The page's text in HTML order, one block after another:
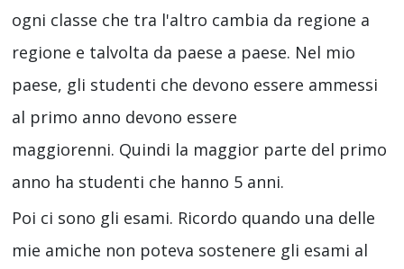
ogni classe che tra l'altro cambia da regione a
regione e talvolta da paese a paese. Nel mio
paese, gli studenti che devono essere ammessi
al primo anno devono essere
maggiorenni. Quindi la maggior parte del primo
anno ha studenti che hanno 5 anni.
Poi ci sono gli esami. Ricordo quando una delle
mie amiche non poteva sostenere gli esami al